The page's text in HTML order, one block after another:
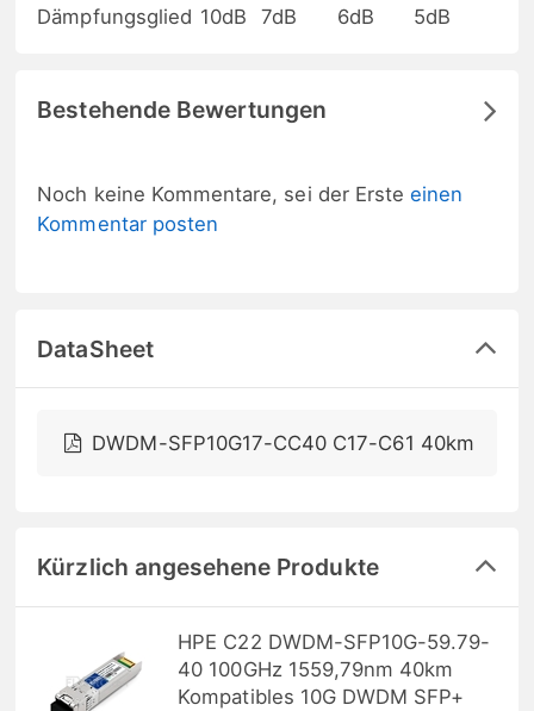
Dämpfungsglied 10dB 7dB 6dB 5dB
Bestehende Bewertungen
Noch keine Kommentare, sei der Ersteeinen
Kommentar posten
DataSheet
DWDM-SFP10G17-CC40 C17-C61 40km
Kürzlich angesehene Produkte
HPE C22 DWDM-SFP10G-59.79-
40 100GHz 1559,79nm 40km
Kompatibles 10G DWDM SFP+